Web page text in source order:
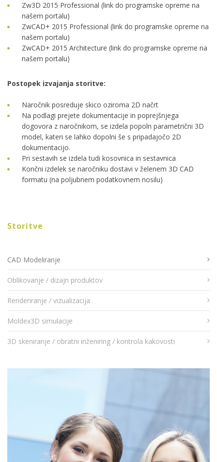
Zw3D 2015 Professional (link do programske opreme na
našem portalu)
ZwCAD+ 2015 Professional (link do programske opreme na
našem portalu)
ZwCAD+ 2015 Architecture (link do programske opreme na
našem portalu)
Postopek izvajanja storitve:
Naročnik posreduje skico oziroma 2D načrt
Na podlagi prejete dokumentacije in poprejšnjega
dogovora z naročnikom, se izdela popoln parametrični 3D
model, kateri se lahko dopolni še s pripadajočo 2D
dokumentacijo.
Pri sestavih se izdela tudi kosovnica in sestavnica
Končni izdelek se naročniku dostavi v želenem 3D CAD
formatu (na poljubnem podatkovnem nosilu)
Storitve
CAD Modeliranje
Oblikovanje / dizajn produktov
Renderiranje / vizualizacija
Moldex3D simulacije
3D skeniranje / obratni inženiring / kontrola kakovosti